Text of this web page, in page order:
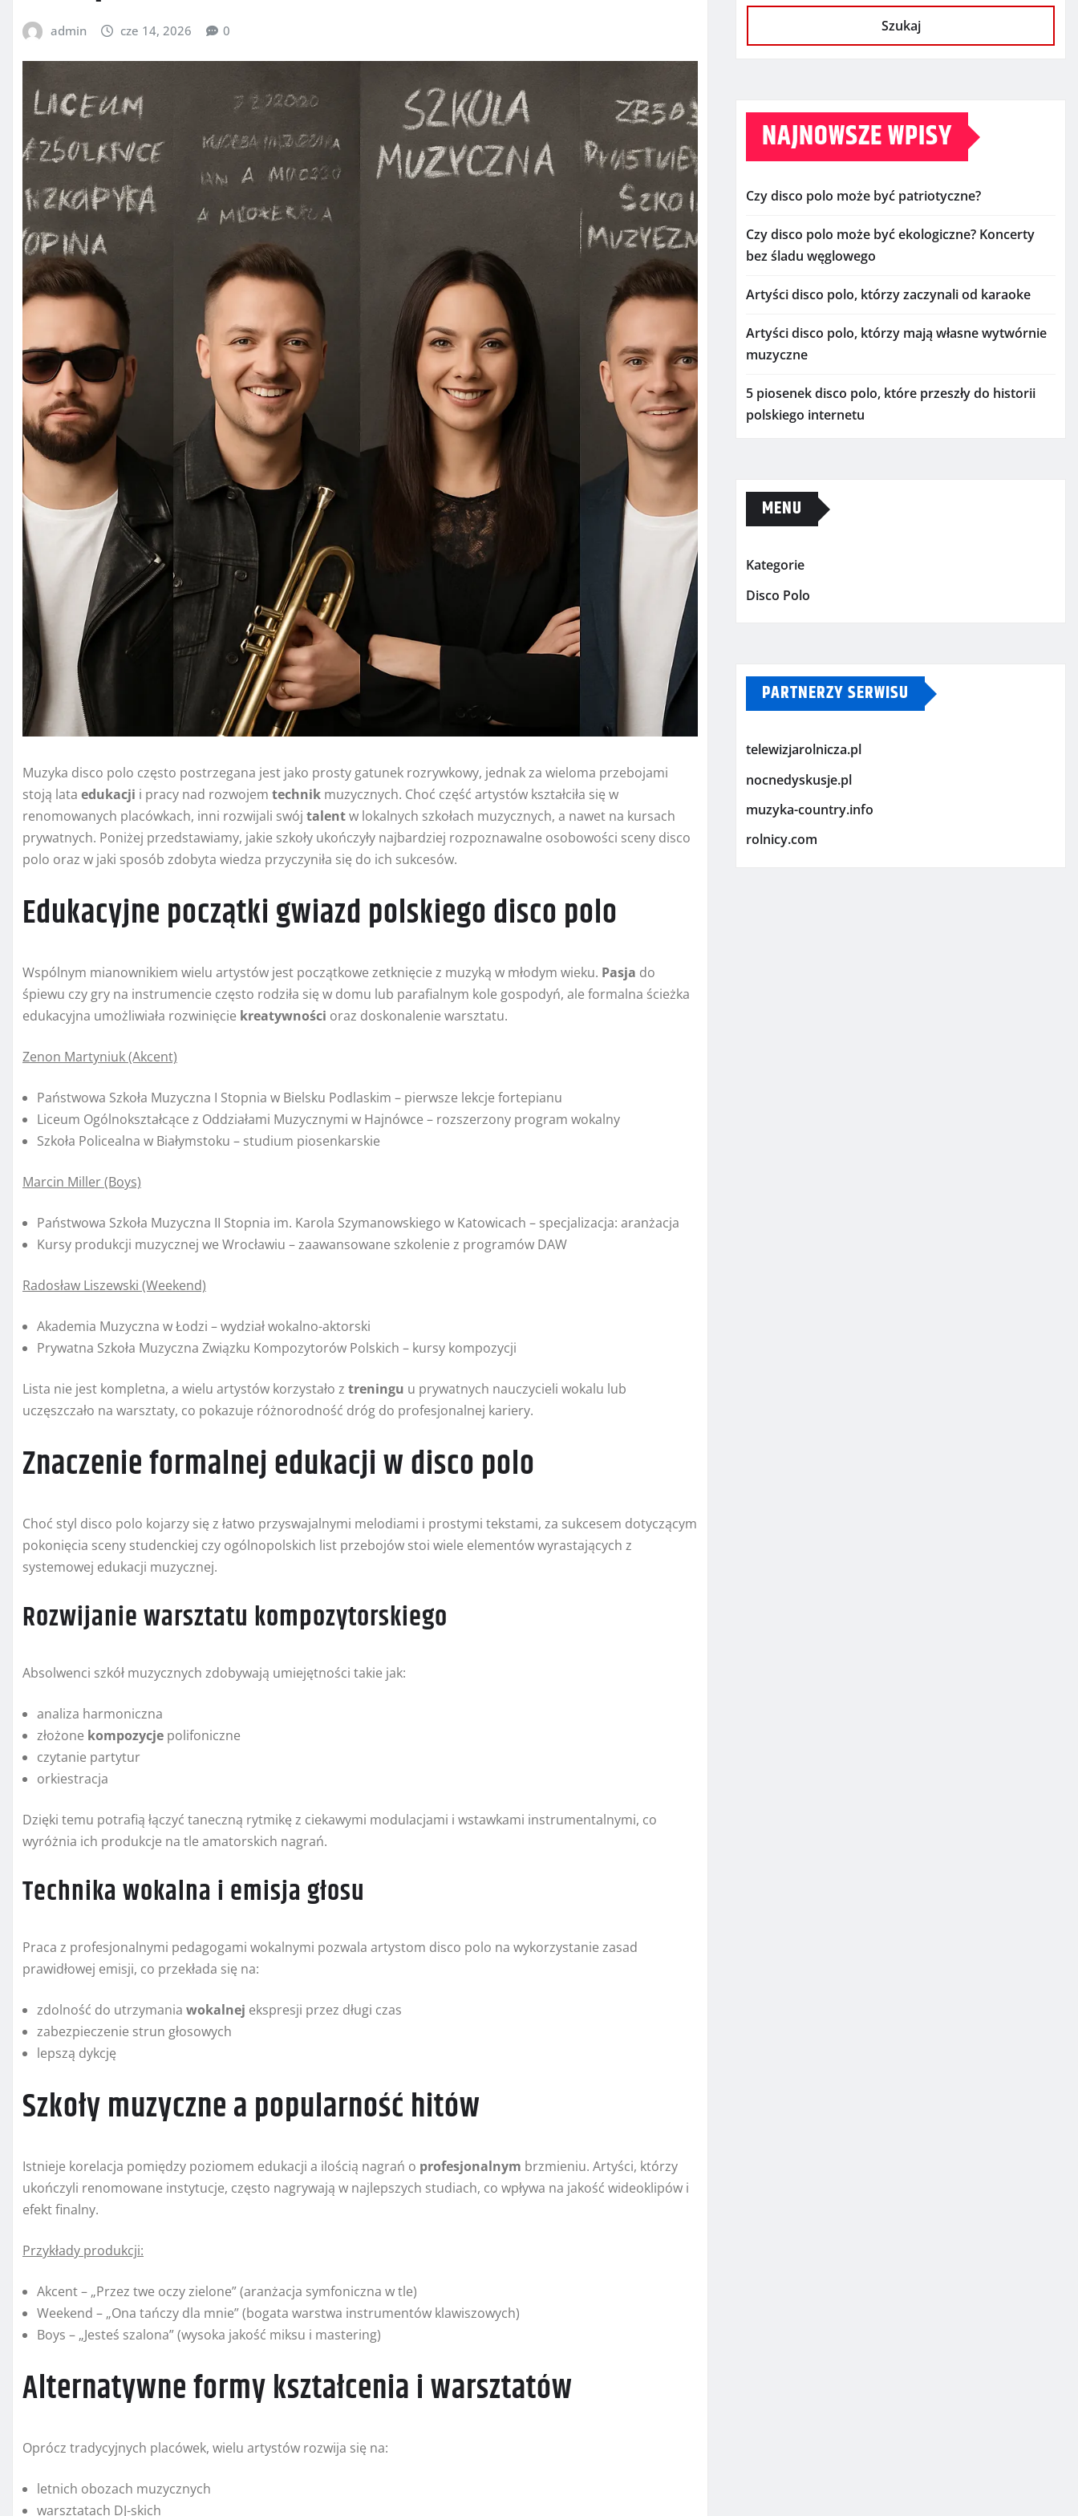
admin cze 14, 2026 0
Muzyka disco polo często postrzegana jest jako prosty gatunek rozrywkowy, jednak za wieloma przebojami
stoją lata edukacji i pracy nad rozwojem technik muzycznych. Choć część artystów kształciła się w
renomowanych placówkach, inni rozwijali swój talentw lokalnych szkołach muzycznych, a nawet na kursach
prywatnych. Poniżej przedstawiamy, jakie szkoły ukończyły najbardziej rozpoznawalne osobowości sceny disco
polo oraz w jaki sposób zdobyta wiedza przyczyniła się do ich sukcesów.
Edukacyjne początki gwiazd polskiego disco polo
Wspólnym mianownikiem wielu artystów jest początkowe zetknięcie z muzyką w młodym wieku. Pasja do
śpiewu czy gry na instrumencie często rodziła się w domu lub parafialnym kole gospodyń, ale formalna ścieżka
edukacyjna umożliwiała rozwinięcie kreatywności oraz doskonalenie warsztatu.
Zenon Martyniuk (Akcent)
Państwowa Szkoła Muzyczna I Stopnia w Bielsku Podlaskim – pierwsze lekcje fortepianu
Liceum Ogólnokształcące z Oddziałami Muzycznymi w Hajnówce – rozszerzony program wokalny
Szkoła Policealna w Białymstoku – studium piosenkarskie
Marcin Miller (Boys)
Państwowa Szkoła Muzyczna II Stopnia im. Karola Szymanowskiego w Katowicach – specjalizacja: aranżacja
Kursy produkcji muzycznej we Wrocławiu – zaawansowane szkolenie z programów DAW
Radosław Liszewski (Weekend)
Akademia Muzyczna w Łodzi – wydział wokalno-aktorski
Prywatna Szkoła Muzyczna Związku Kompozytorów Polskich – kursy kompozycji
Lista nie jest kompletna, a wielu artystów korzystało z treningu u prywatnych nauczycieli wokalu lub
uczęszczało na warsztaty, co pokazuje różnorodność dróg do profesjonalnej kariery.
Znaczenie formalnej edukacji w disco polo
Choć styl disco polo kojarzy się z łatwo przyswajalnymi melodiami i prostymi tekstami, za sukcesem dotyczącym
pokonięcia sceny studenckiej czy ogólnopolskich list przebojów stoi wiele elementów wyrastających z
systemowej edukacji muzycznej.
Rozwijanie warsztatu kompozytorskiego
Absolwenci szkół muzycznych zdobywają umiejętności takie jak:
analiza harmoniczna
złożone kompozycje polifoniczne
czytanie partytur
orkiestracja
Dzięki temu potrafią łączyć taneczną rytmikę z ciekawymi modulacjami i wstawkami instrumentalnymi, co
wyróżnia ich produkcje na tle amatorskich nagrań.
Technika wokalna i emisja głosu
Praca z profesjonalnymi pedagogami wokalnymi pozwala artystom disco polo na wykorzystanie zasad
prawidłowej emisji, co przekłada się na:
zdolność do utrzymania wokalnej ekspresji przez długi czas
zabezpieczenie strun głosowych
lepszą dykcję
Szkoły muzyczne a popularność hitów
Istnieje korelacja pomiędzy poziomem edukacji a ilością nagrań o profesjonalnym brzmieniu. Artyści, którzy
ukończyli renomowane instytucje, często nagrywają w najlepszych studiach, co wpływa na jakość wideoklipów i
efekt finalny.
Przykłady produkcji:
Akcent – „Przez twe oczy zielone” (aranżacja symfoniczna w tle)
Weekend – „Ona tańczy dla mnie” (bogata warstwa instrumentów klawiszowych)
Boys – „Jesteś szalona” (wysoka jakość miksu i mastering)
Alternatywne formy kształcenia i warsztatów
Oprócz tradycyjnych placówek, wielu artystów rozwija się na:
letnich obozach muzycznych
warsztatach DJ-skich
Szukaj
NAJNOWSZE WPISY
Czy disco polo może być patriotyczne?
Czy disco polo może być ekologiczne? Koncerty
bez śladu węglowego
Artyści disco polo, którzy zaczynali od karaoke
Artyści disco polo, którzy mają własne wytwórnie
muzyczne
5 piosenek disco polo, które przeszły do historii
polskiego internetu
MENU
Kategorie
Disco Polo
PARTNERZY SERWISU
telewizjarolnicza.pl
nocnedyskusje.pl
muzyka-country.info
rolnicy.com